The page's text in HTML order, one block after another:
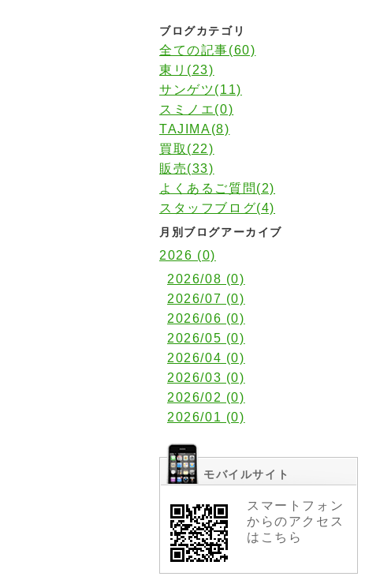
ブログカテゴリ
全ての記事(60)
東リ(23)
サンゲツ(11)
スミノエ(0)
TAJIMA(8)
買取(22)
販売(33)
よくあるご質問(2)
スタッフブログ(4)
月別ブログアーカイブ
2026 (0)
2026/08 (0)
2026/07 (0)
2026/06 (0)
2026/05 (0)
2026/04 (0)
2026/03 (0)
2026/02 (0)
2026/01 (0)
モバイルサイト
スマートフォン
からのアクセス
はこちら